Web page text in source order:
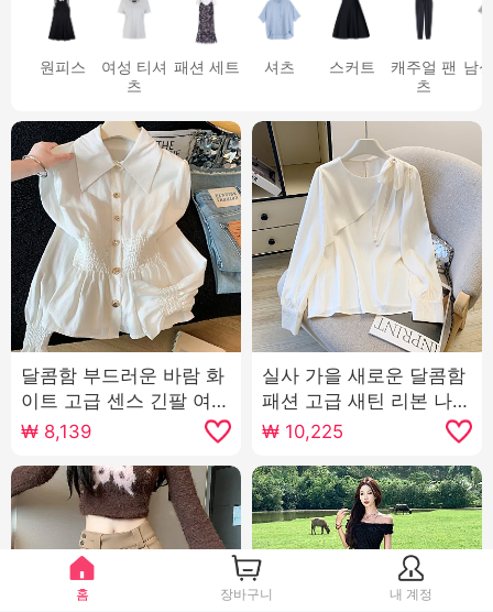
원피스
여성 티셔
츠
패션 세트 셔츠 스커트
캐주얼 팬
츠
남
달콤함 부드러운 바람 화
이트 고급 센스 긴팔 여성
셔츠 이른 가을 프랑스식
허리 수축 슬림해 보이는
맨위
₩ 8,139
실사 가을 새로운 달콤함
패션 고급 새틴 리본 나비
매듭 쉬폰 프랑스식 셔츠
₩ 10,225
홈 장바구니 내 계정